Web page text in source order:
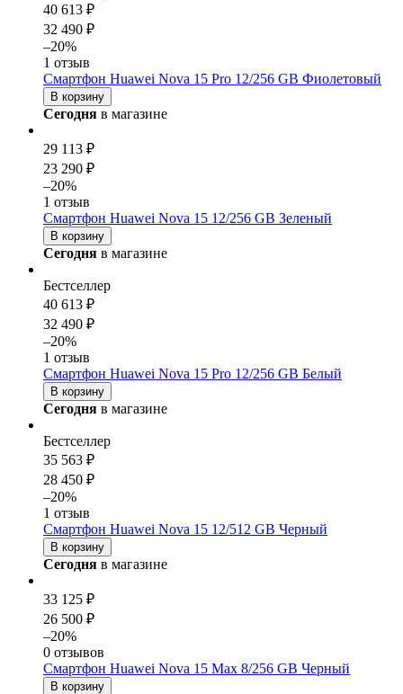
40 613 ₽
32 490 ₽
–20%
1 отзыв
Смартфон Huawei Nova 15 Pro 12/256 GB Фиолетовый
В корзину
Сегодня в магазине
29 113 ₽
23 290 ₽
–20%
1 отзыв
Смартфон Huawei Nova 15 12/256 GB Зеленый
В корзину
Сегодня в магазине
Бестселлер
40 613 ₽
32 490 ₽
–20%
1 отзыв
Смартфон Huawei Nova 15 Pro 12/256 GB Белый
В корзину
Сегодня в магазине
Бестселлер
35 563 ₽
28 450 ₽
–20%
1 отзыв
Смартфон Huawei Nova 15 12/512 GB Черный
В корзину
Сегодня в магазине
33 125 ₽
26 500 ₽
–20%
0 отзывов
Смартфон Huawei Nova 15 Max 8/256 GB Черный
В корзину